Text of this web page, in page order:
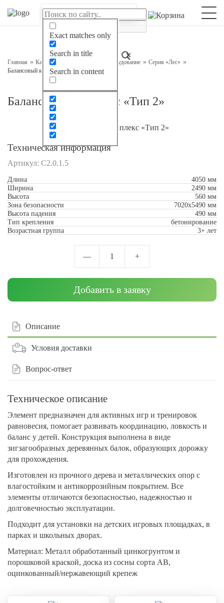
Exact matches only
Search in title
Search in content
Главная Каталог Детское игровое оборудование
Серия «Лес»
Балансовый комплекс «Тип 2»
Балансовый комплекс «Тип 2»
Техническая информация
Артикул: С2.0.1.5
Длина
4050 мм
Ширина
2490 мм
Высота
560 мм
Зона безопасности
7020x5490 мм
Высота падения
490 мм
Тип крепления
бетонирование
Возрастная группа
3+ лет
— 1 +
Добавить в заявку
Описание
Условия доставки
Вопрос-ответ
Техническое описание
Элемент предназначен для активных игр и тренировок
равновесия, помогает развивать координацию, ловкость и
баланс у детей. Конструкция выполнена в виде
зигзагообразных деревянных балок, образующих дорожку
для прохождения.
Изготовлен из прочного дерева и металлических опор с
влагостойким и антикоррозийным покрытием. Все
элементы отличаются безопасностью, надежностью и
долговечностью эксплуатации.
Подходит для установки на детских игровых площадках, в
парках и школьных дворах.
Материал: Металл обработанный цинкогрунтом и
порошковой краской, доска из сосны сорта АВ,
оцинкованный/нержавеющий крепеж
Оставьте заявку на консультацию
Наш менеджер свяжется с вами в ближайшее время
Подтверждаю свое согласие с
персональных данных
Отправить